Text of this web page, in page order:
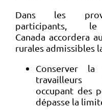
Dans les
participants,
Canada accordera
rurales admissibles
Conserver
travailleurs
occupant des
dépasse la